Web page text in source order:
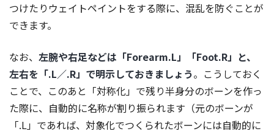
つけたりウェイトペイントをする際に、混乱を防ぐことが
できます。
なお、 左腕や右足などは「Forearm.L」「Foot.R」と、
左右を「.L／.R」で明示しておきましょう。こうしておく
ことで、このあと「対称化」で残り半身分のボーンを作っ
た際に、自動的に名称が割り振られます（元のボーンが
「.L」であれば、対象化でつくられたボーンには自動的に